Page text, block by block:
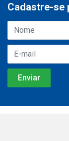
Cadastre-se